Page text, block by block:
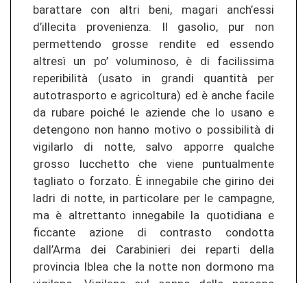
barattare con altri beni, magari anch’essi
d’illecita provenienza. Il gasolio, pur non
permettendo grosse rendite ed essendo
altresì un po’ voluminoso, è di facilissima
reperibilità (usato in grandi quantità per
autotrasporto e agricoltura) ed è anche facile
da rubare poiché le aziende che lo usano e
detengono non hanno motivo o possibilità di
vigilarlo di notte, salvo apporre qualche
grosso lucchetto che viene puntualmente
tagliato o forzato. È innegabile che girino dei
ladri di notte, in particolare per le campagne,
ma è altrettanto innegabile la quotidiana e
ficcante azione di contrasto condotta
dall’Arma dei Carabinieri dei reparti della
provincia Iblea che la notte non dormono ma